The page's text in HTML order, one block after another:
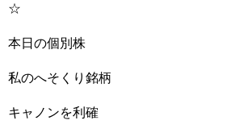
☆
本日の個別株
私のへそくり銘柄
キャノンを利確